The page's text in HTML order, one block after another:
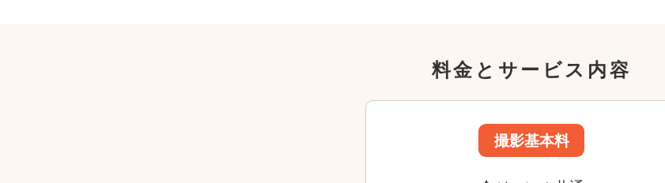
料金とサービス内容
撮影場所までの
フォトグラファー出張料*